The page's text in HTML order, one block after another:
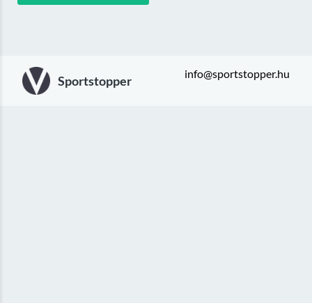
Sportstopper info@sportstopper.hu